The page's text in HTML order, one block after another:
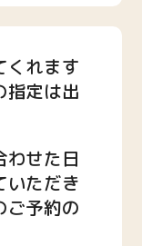
くれます
指定は出
わせた日
いただき
ご予約の